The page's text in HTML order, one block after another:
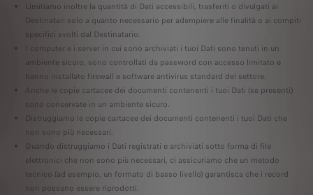
Limitiamo inoltre la quantità di Dati accessibili, trasferiti o divulgati ai
Destinatari solo a quanto necessario per adempiere alle finalità o ai compiti
specifici svolti dal Destinatario.
I computer e i server in cui sono archiviati i tuoi Dati sono tenuti in un
ambiente sicuro, sono controllati da password con accesso limitato e
hanno installato firewall e software antivirus standard del settore.
Anche le copie cartacee dei documenti contenenti i tuoi Dati (se presenti)
sono conservate in un ambiente sicuro.
Distruggiamo le copie cartacee dei documenti contenenti i tuoi Dati che
non sono più necessari.
Quando distruggiamo i Dati registrati e archiviati sotto forma di file
elettronici che non sono più necessari, ci assicuriamo che un metodo
tecnico (ad esempio, un formato di basso livello) garantisca che i record
non possano essere riprodotti.